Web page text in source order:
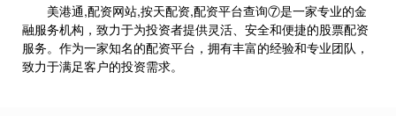
美港通,配资网站,按天配资,配资平台查询⑦是一家专业的金
融服务机构，致力于为投资者提供灵活、安全和便捷的股票配资
服务。作为一家知名的配资平台，拥有丰富的经验和专业团队，
致力于满足客户的投资需求。